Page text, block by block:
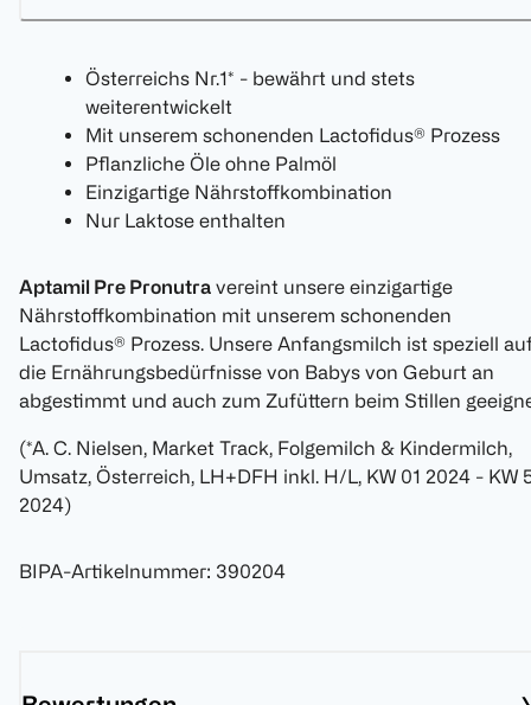
Österreichs Nr.1* - bewährt und stets
weiterentwickelt
Mit unserem schonenden Lactofidus® Prozess
Pflanzliche Öle ohne Palmöl
Einzigartige Nährstoffkombination
Nur Laktose enthalten
Aptamil Pre Pronutra vereint unsere einzigartige
Nährstoffkombination mit unserem schonenden
Lactofidus® Prozess. Unsere Anfangsmilch ist speziell
die Ernährungsbedürfnisse von Babys von Geburt an
abgestimmt und auch zum Zufüttern beim Stillen
(*A. C. Nielsen, Market Track, Folgemilch & Kindermilch,
Umsatz, Österreich, LH+DFH inkl. H/L, KW 01 2024 - KW
2024)
BIPA-Artikelnummer: 390204